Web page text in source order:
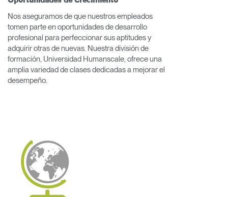
Seleccione su ubicación
Registro
Nos aseguramos de que nuestros empleados
tomen parte en oportunidades de desarrollo
profesional para perfeccionar sus aptitudes y
adquirir otras de nuevas. Nuestra división de
formación, Universidad Humanscale, ofrece una
amplia variedad de clases dedicadas a mejorar el
desempeño.